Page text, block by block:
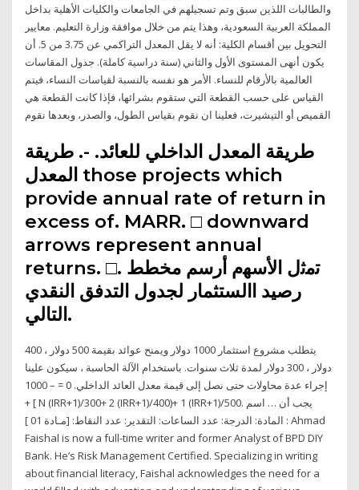
والطالبات اللذين سبق وتم تسجيلهم في الجامعات والكليات الأهلية بداخل
المملكة العربية السعودية، وهذا يتم من خلال موافقة وزارة التعليم. معايير
التحويل بين أقسام الكلية: أنه لا يقل المعدل التراكمي عن 3.75 من 5. أن
يكون أنهى المستوى الأول والثاني (سنة دراسية كاملة). جدول المقاسات
العالمية بالأرقام للنساء. الأمر هو نفسه بالنسبة لقياسات النساء، فيتم
القياس على حسب القطعة التي ستقوم بشرائها، فإذا كانت القطعة هي
القميص أو التيشيرت، فعلينا ان نقوم بقياس الطول، والصدر، وبعدها نقوم
طريقة المعدل الداخلي للعائد. -. طريقة
المعدل those projects which
provide annual rate of return in
excess of. MARR. □ downward
arrows represent annual
returns. □. ﺗﻣﺛل اﻷﺳﮭم أرسم مخطط
رصيد االستثمار لجدول التدفق النقدي
التالي.
يتطلب مشروع استثمار 1000 دولار ويمنح عوائد بقيمة 500 دولار ، 400
دولار ، 300 دولار لمدة ثلاث سنوات. باستخدام الآلة الحاسبة ، سيكون علينا
إجراء عدة محاولات حتى نصل إلى قيمة معدل العائد الداخلي. 0 = – 1000
+ [ N (IRR+1)/300+ 2 (IRR+1)/400)+ 1 (IRR+1)/500. يجب أن … اسم
المادة: الدرجة: عدد الساعات: التقدير: عدد النقاط: [مـادة 01 ] : Ahmad
Faishal is now a full-time writer and former Analyst of BPD DIY
Bank. He’s Risk Management Certified. Specializing in writing
about financial literacy, Faishal acknowledges the need for a